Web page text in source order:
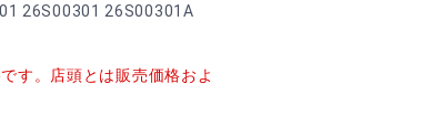
26S00301 26S00301A
す。店頭とは販売価格およ